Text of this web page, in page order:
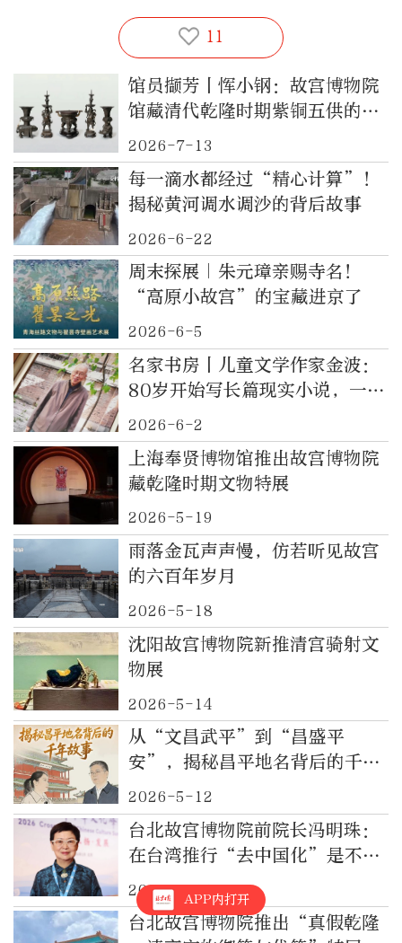
11
馆员撷芳丨恽小钢：故宫博物院
馆藏清代乾隆时期紫铜五供的保
护与鉴赏
2026-7-13
每一滴水都经过“精心计算”！
揭秘黄河调水调沙的背后故事
2026-6-22
周末探展｜朱元璋亲赐寺名！
“高原小故宫”的宝藏进京了
2026-6-5
名家书房丨儿童文学作家金波：
80岁开始写长篇现实小说，一张
照片揭秘背后的故事
2026-6-2
上海奉贤博物馆推出故宫博物院
藏乾隆时期文物特展
2026-5-19
雨落金瓦声声慢，仿若听见故宫
的六百年岁月
2026-5-18
沈阳故宫博物院新推清宫骑射文
物展
2026-5-14
从“文昌武平”到“昌盛平
安”，揭秘昌平地名背后的千年
故事
2026-5-12
台北故宫博物院前院长冯明珠：
在台湾推行“去中国化”是不可
能的，文化的浪涛终将冲淡分歧
2026-5-11
台北故宫博物院推出“真假乾隆
APP内打开